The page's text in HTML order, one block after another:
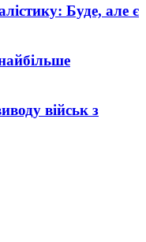
Буде, але є
військ з